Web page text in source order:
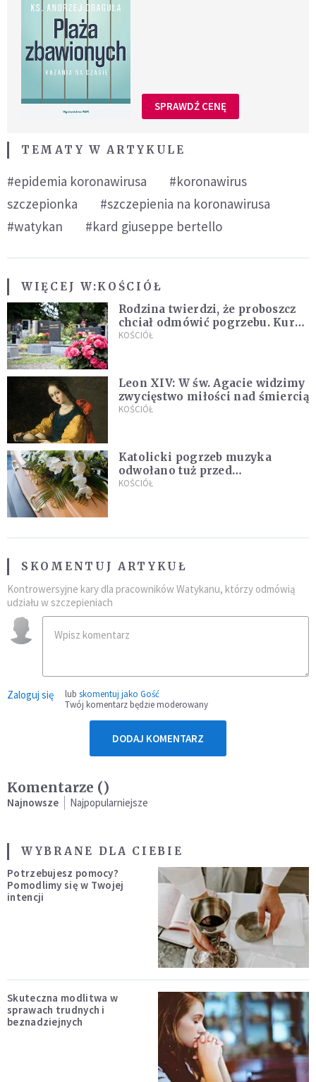
SPRAWDŹ CENĘ
TEMATY W ARTYKULE
#epidemia koronawirusa
#koronawirus
szczepionka
#szczepienia na koronawirusa
#watykan
#kard giuseppe bertello
WIĘCEJ W:KOŚCIÓŁ
Rodzina twierdzi, że proboszcz
chciał odmówić pogrzebu. Kuria
zapowiada wyjaśnienia
KOŚCIÓŁ
Leon XIV: W św. Agacie widzimy
zwycięstwo miłości nad śmiercią
KOŚCIÓŁ
Katolicki pogrzeb muzyka
odwołano tuż przed
uroczystością. Powodem była
KOŚCIÓŁ
SKOMENTUJ ARTYKUŁ
Kontrowersyjne kary dla pracowników Watykanu, którzy odmówią
udziału w szczepieniach
Zaloguj się lub skomentuj jako Gość
Twój komentarz będzie moderowany
DODAJ KOMENTARZ
Komentarze ()
Najnowsze Najpopularniejsze
WYBRANE DLA CIEBIE
Potrzebujesz pomocy?
Pomodlimy się w Twojej
intencji
Skuteczna modlitwa w
sprawach trudnych i
beznadziejnych